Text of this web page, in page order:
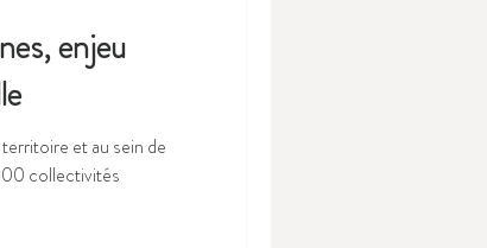
enjeu
et au sein de
collectivités